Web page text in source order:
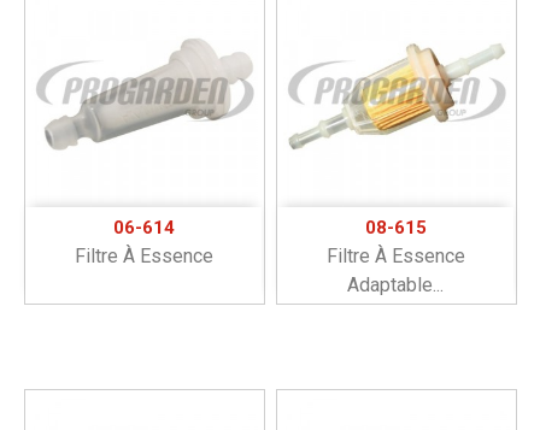
06-614
Filtre À Essence
08-615
Filtre À Essence
Adaptable...